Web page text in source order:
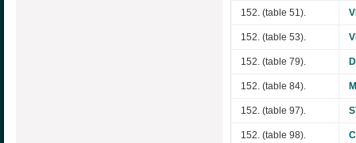
152. (table 51).
152. (table 53).
152. (table 79).
152. (table 84).
152. (table 97).
152. (table 98).